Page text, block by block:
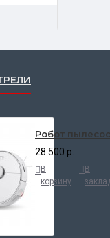
Робот
28 500 р.
В
корзину
В